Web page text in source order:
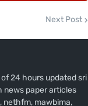
Next Post
24 hours updated sri
news paper articles
nethfm, mawbima,